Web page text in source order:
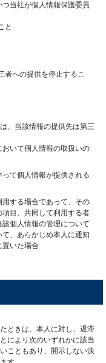
当社が個人情報保護委員
と
者への提供を停止するこ
、当該情報の提供先は第三
いて個人情報の取扱いの
て個人情報が提供される
する場合であって、その
目、共同して利用する者
個人情報の管理について
、あらかじめ本人に通知
置いた場合
ときは、本人に対し、遅滞
により次のいずれかに該当
こともあり、開示しない決